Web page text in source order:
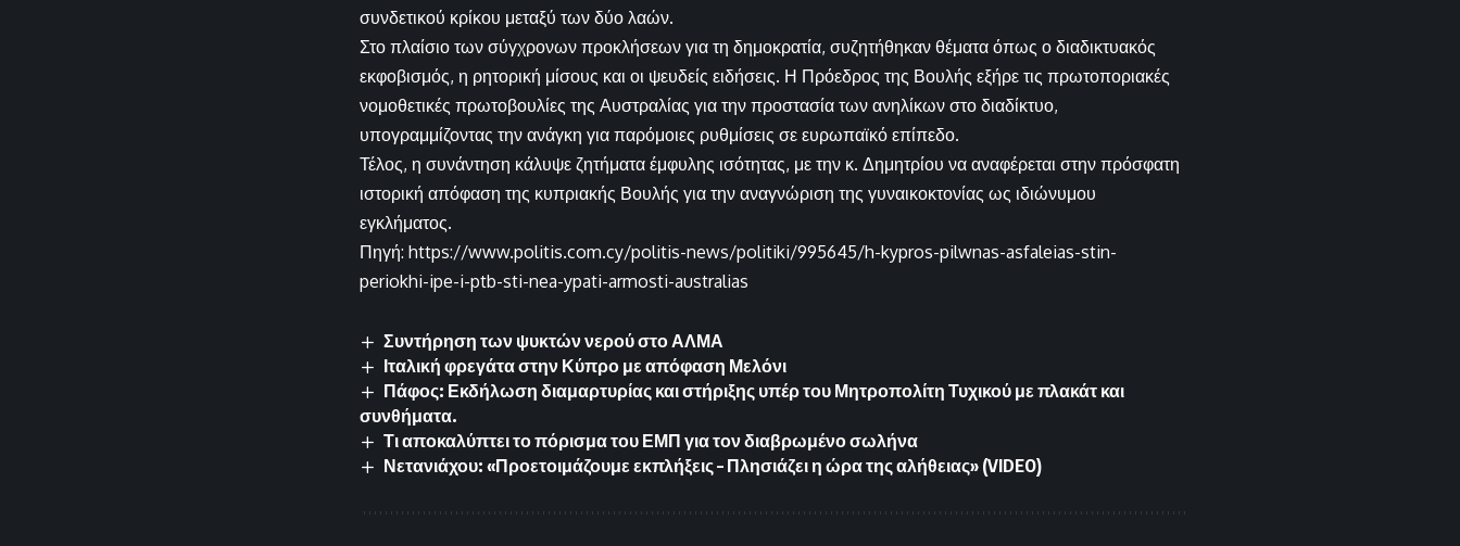
συνδετικού κρίκου μεταξύ των δύο λαών.
Στο πλαίσιο των σύγχρονων προκλήσεων για τη δημοκρατία, συζητήθηκαν θέματα όπως ο διαδικτυακός
εκφοβισμός, η ρητορική μίσους και οι ψευδείς ειδήσεις. Η Πρόεδρος της Βουλής εξήρε τις πρωτοποριακές
νομοθετικές πρωτοβουλίες της Αυστραλίας για την προστασία των ανηλίκων στο διαδίκτυο,
υπογραμμίζοντας την ανάγκη για παρόμοιες ρυθμίσεις σε ευρωπαϊκό επίπεδο.
Τέλος, η συνάντηση κάλυψε ζητήματα έμφυλης ισότητας, με την κ. Δημητρίου να αναφέρεται στην πρόσφατη
ιστορική απόφαση της κυπριακής Βουλής για την αναγνώριση της γυναικοκτονίας ως ιδιώνυμου
εγκλήματος.
Πηγή: https://www.politis.com.cy/politis-news/politiki/995645/h-kypros-pilwnas-asfaleias-stin-
periokhi-ipe-i-ptb-sti-nea-ypati-armosti-australias
Συντήρηση των ψυκτών νερού στο ΑΛΜΑ
Ιταλική φρεγάτα στην Κύπρο με απόφαση Μελόνι
Πάφος: Εκδήλωση διαμαρτυρίας και στήριξης υπέρ του Μητροπολίτη Τυχικού με πλακάτ και
συνθήματα.
Τι αποκαλύπτει το πόρισμα του ΕΜΠ για τον διαβρωμένο σωλήνα
Νετανιάχου: «Προετοιμάζουμε εκπλήξεις – Πλησιάζει η ώρα της αλήθειας» (VIDEO)